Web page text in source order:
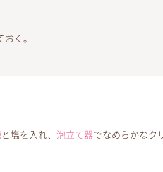
く。
と塩を入れ、 泡立て器でなめらかなク